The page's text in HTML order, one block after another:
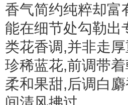
香气简约纯粹却富
能在细节处勾勒出
类花香调,并非走
珍稀蓝花,前调带
柔和果甜,后调白